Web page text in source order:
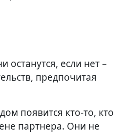
если нет –
предпочитая
появится кто-то, кто
партнера. Они не